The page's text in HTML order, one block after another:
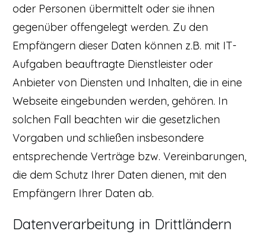
oder Personen übermittelt oder sie ihnen
gegenüber offengelegt werden. Zu den
Empfängern dieser Daten können z.B. mit IT-
Aufgaben beauftragte Dienstleister oder
Anbieter von Diensten und Inhalten, die in eine
Webseite eingebunden werden, gehören. In
solchen Fall beachten wir die gesetzlichen
Vorgaben und schließen insbesondere
entsprechende Verträge bzw. Vereinbarungen,
die dem Schutz Ihrer Daten dienen, mit den
Empfängern Ihrer Daten ab.
Datenverarbeitung in Drittländern